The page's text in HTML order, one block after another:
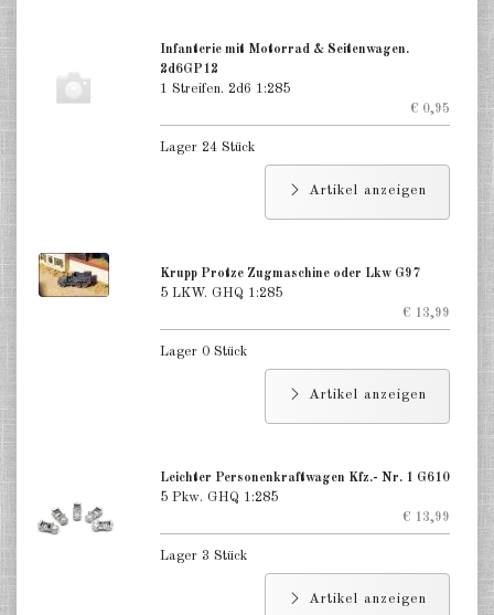
Infanterie mit Motorrad & Seitenwagen.
2d6GP12
1 Streifen. 2d6 1:285
€ 0,95
Lager 24 Stück
Artikel anzeigen
Krupp Protze Zugmaschine oder Lkw G97
5 LKW. GHQ 1:285
€ 13,99
Lager 0 Stück
Artikel anzeigen
Leichter Personenkraftwagen Kfz.- Nr. 1 G610
5 Pkw. GHQ 1:285
€ 13,99
Lager 3 Stück
Artikel anzeigen